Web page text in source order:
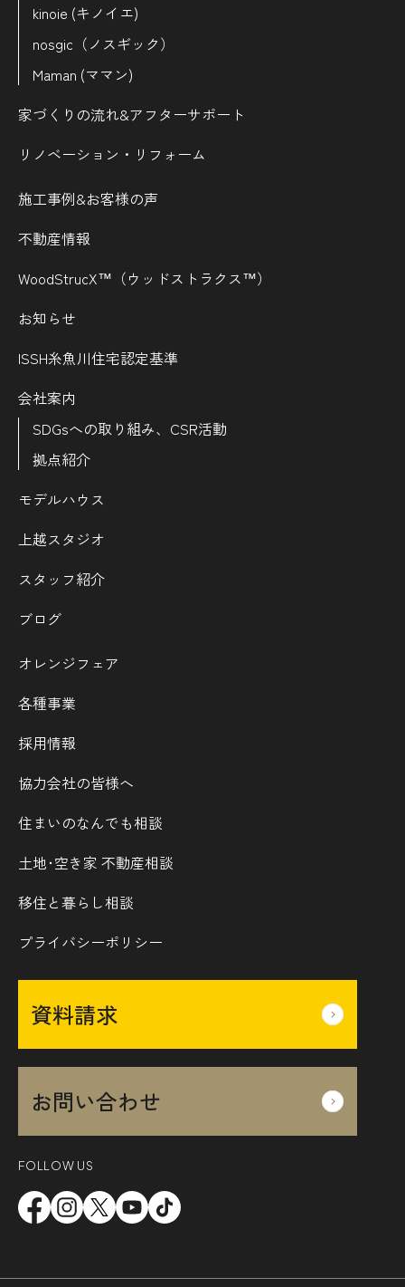
kinoie (キノイエ)
nosgic（ノスギック）
Maman (ママン)
家づくりの流れ&アフターサポート
リノベーション・リフォーム
施工事例&お客様の声
不動産情報
WoodStrucX™（ウッドストラクス™）
お知らせ
ISSH糸魚川住宅認定基準
会社案内
SDGsへの取り組み、CSR活動
拠点紹介
モデルハウス
上越スタジオ
スタッフ紹介
ブログ
オレンジフェア
各種事業
採用情報
協力会社の皆様へ
住まいのなんでも相談
土地･空き家 不動産相談
移住と暮らし相談
プライバシーポリシー
資料請求
お問い合わせ
FOLLOW US